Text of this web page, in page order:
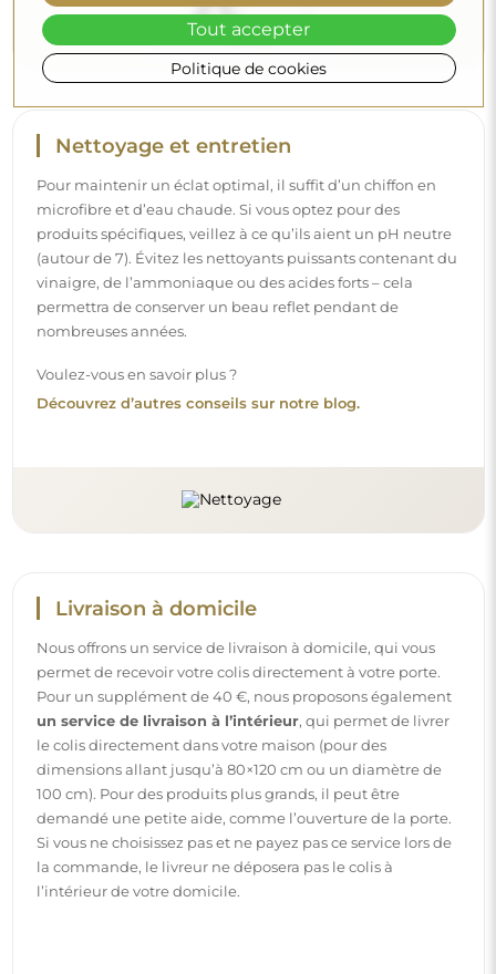
Livraison à domicile
Nous offrons un service de livraison à domicile, qui vous
permet de recevoir votre colis directement à votre porte.
Pour un supplément de 40 €, nous proposons également
un service de livraison à l’intérieur, qui permet de livrer
le colis directement dans votre maison (pour des
dimensions allant jusqu’à 80×120 cm ou un diamètre de
100 cm). Pour des produits plus grands, il peut être
Si vous ne choisissez pas et ne payez pas ce service lors de
la commande, le livreur ne déposera pas le colis à
Instructions
Pour rendre le montage et l’utilisation de notre miroir
simples et sans souci, nous avons préparé des instructions
détaillées pour vous. Vous y trouverez toutes les étapes
nécessaires pour un montage correct du miroir, ainsi que
des conseils pour son entretien, nettoyage et
maintenance, afin de profiter de son aspect parfait
Consulter les notices de montage et d’utilisation.
Politique de cookies
Tout accepter